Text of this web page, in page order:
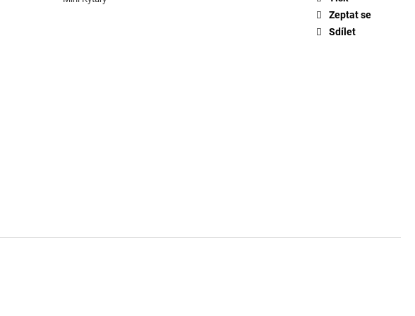
Zeptat se
Sdílet